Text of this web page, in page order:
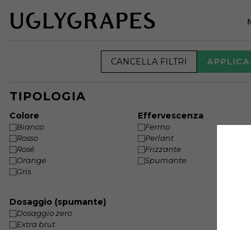
CANCELLA FILTRI
TIPOLOGIA
Colore
Bianco
Rosso
Rosé
Orange
Gris
Effervescenza
Fermo
Perlant
Frizzante
Spumante
Dosaggio (spumante)
Dosaggio zero
Extra brut